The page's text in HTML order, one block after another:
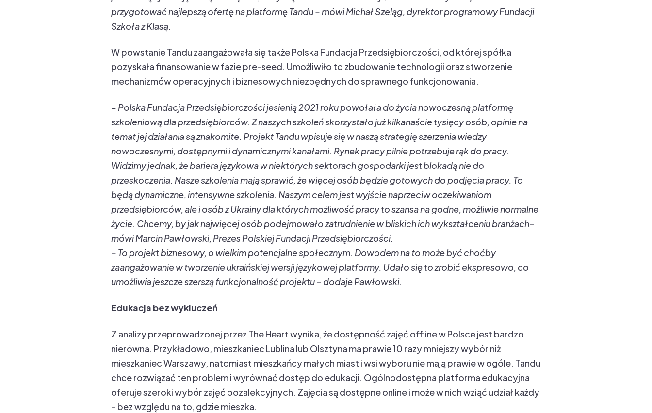
przygotować najlepszą ofertę na platformę Tandu – mówi Michał Szeląg, dyrektor programowy Fundacji
Szkoła z Klasą.
W powstanie Tandu zaangażowała się także Polska Fundacja Przedsiębiorczości, od której spółka
pozyskała finansowanie w fazie pre-seed. Umożliwiło to zbudowanie technologii oraz stworzenie
mechanizmów operacyjnych i biznesowych niezbędnych do sprawnego funkcjonowania.
– Polska Fundacja Przedsiębiorczości jesienią 2021 roku powołała do życia nowoczesną platformę
szkoleniową dla przedsiębiorców. Z naszych szkoleń skorzystało już kilkanaście tysięcy osób, opinie na
temat jej działania są znakomite. Projekt Tandu wpisuje się w naszą strategię szerzenia wiedzy
nowoczesnymi, dostępnymi i dynamicznymi kanałami. Rynek pracy pilnie potrzebuje rąk do pracy.
Widzimy jednak, że bariera językowa w niektórych sektorach gospodarki jest blokadą nie do
przeskoczenia. Nasze szkolenia mają sprawić, że więcej osób będzie gotowych do podjęcia pracy. To
będą dynamiczne, intensywne szkolenia. Naszym celem jest wyjście naprzeciw oczekiwaniom
przedsiębiorców, ale i osób z Ukrainy dla których możliwość pracy to szansa na godne, możliwie normalne
życie. Chcemy, by jak najwięcej osób podejmowało zatrudnienie w bliskich ich wykształceniu branżach–
mówi Marcin Pawłowski, Prezes Polskiej Fundacji Przedsiębiorczości.
– To projekt biznesowy, o wielkim potencjalne społecznym. Dowodem na to może być choćby
zaangażowanie w tworzenie ukraińskiej wersji językowej platformy. Udało się to zrobić ekspresowo, co
umożliwia jeszcze szerszą funkcjonalność projektu – dodaje Pawłowski.
Edukacja bez wykluczeń
Z analizy przeprowadzonej przez The Heart wynika, że dostępność zajęć offline w Polsce jest bardzo
nierówna. Przykładowo, mieszkaniec Lublina lub Olsztyna ma prawie 10 razy mniejszy wybór niż
mieszkaniec Warszawy, natomiast mieszkańcy małych miast i wsi wyboru nie mają prawie w ogóle. Tandu
chce rozwiązać ten problem i wyrównać dostęp do edukacji. Ogólnodostępna platforma edukacyjna
oferuje szeroki wybór zajęć pozalekcyjnych. Zajęcia są dostępne online i może w nich wziąć udział każdy
– bez względu na to, gdzie mieszka.